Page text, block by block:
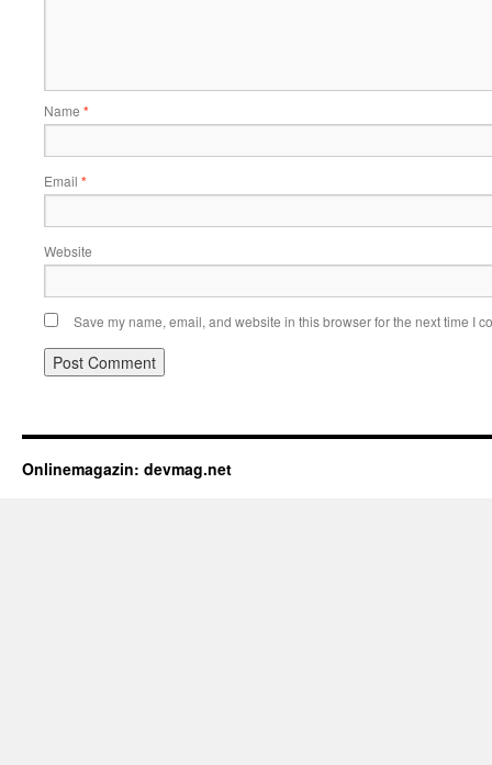
Name *
Email *
Website
Save my name, email, and website in this browser for the next time I
Onlinemagazin: devmag.net